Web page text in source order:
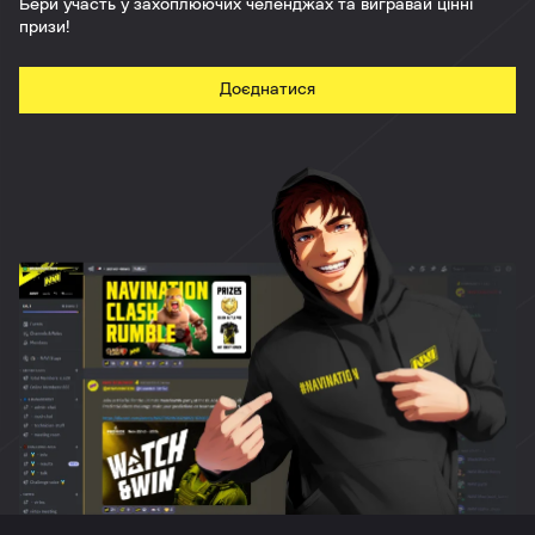
Бери участь у захоплюючих челенджах та вигравай цінні
призи!
Доєднатися